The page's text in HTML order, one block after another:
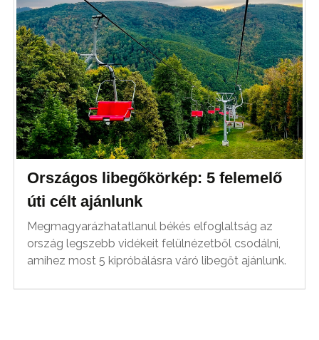
Országos libegőkörkép: 5 felemelő
úti célt ajánlunk
Megmagyarázhatatlanul békés elfoglaltság az
ország legszebb vidékeit felülnézetből csodálni,
amihez most 5 kipróbálásra váró libegőt ajánlunk.